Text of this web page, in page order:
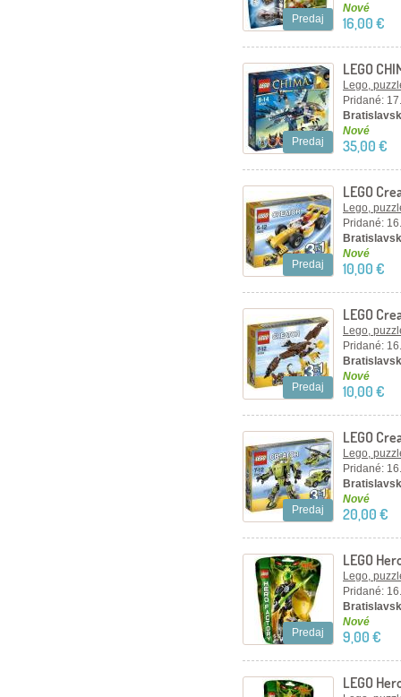
Predaj
Nové
16,00 €
Predaj
LEGO
Lego,
Pridané:
Nové
35,00 €
Predaj
LEGO
Lego,
Pridané:
Nové
10,00 €
Predaj
LEGO
Lego,
Pridané:
Nové
10,00 €
Predaj
LEGO
Lego,
Pridané:
Nové
20,00 €
Predaj
LEGO
Lego,
Pridané:
Nové
9,00 €
LEGO